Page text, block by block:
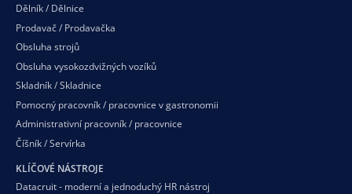
Dělník / Dělnice
Prodavač / Prodavačka
Obsluha strojů
Obsluha vysokozdvižných vozíků
Skladník / Skladnice
Pomocný pracovník / pracovnice v gastronomii
Administrativní pracovník / pracovnice
Číšník / Servírka
KLÍČOVÉ NÁSTROJE
Datacruit - moderní a jednoduchý HR nástroj